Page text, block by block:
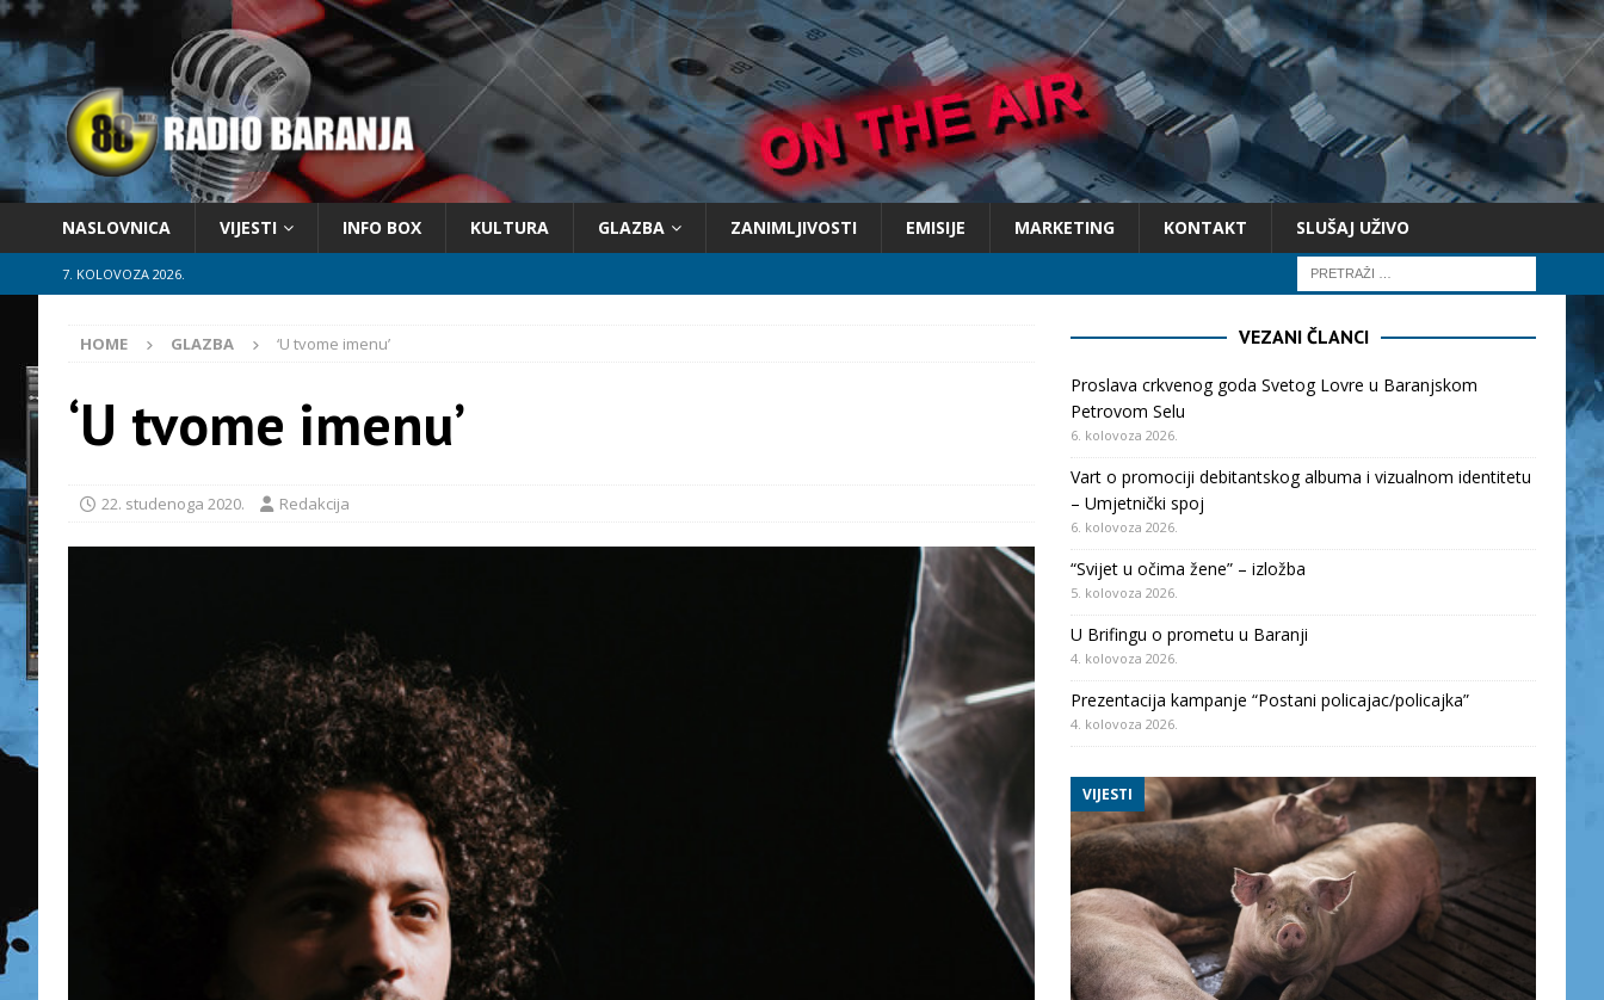
NASLOVNICA VIJESTI INFO BOX KULTURA GLAZBA ZANIMLJIVOSTI EMISIJE MARKETING KONTAKT SLUŠAJ UŽIVO
7. KOLOVOZA 2026.
HOME GLAZBA ‘U tvome imenu’
‘U tvome imenu’
22. studenoga 2020. Redakcija
VEZANI ČLANCI
Proslava crkvenog goda Svetog Lovre u Baranjskom
Petrovom Selu
6. kolovoza 2026.
Vart o promociji debitantskog albuma i vizualnom identitetu
– Umjetnički spoj
6. kolovoza 2026.
“Svijet u očima žene” – izložba
5. kolovoza 2026.
U Brifingu o prometu u Baranji
4. kolovoza 2026.
Prezentacija kampanje “Postani policajac/policajka”
4. kolovoza 2026.
VIJESTI